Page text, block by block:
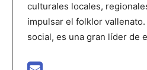
culturales locales,
impulsar el folklor
social, es una gran líder de